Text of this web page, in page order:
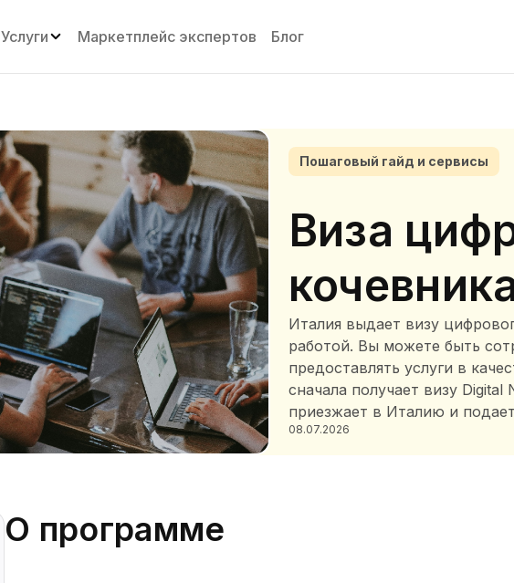
Услуги Маркетплейс экспертов Блог
Пошаговый гайд и сервисы
Виза
Италия выдает визу
работой. Вы можете быть
предоставлять услуги в
сначала получает визу
приезжает в Италию и
08.07.2026
О программе